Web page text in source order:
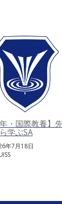
年・国際教養】
学ぶSA
年7月18日